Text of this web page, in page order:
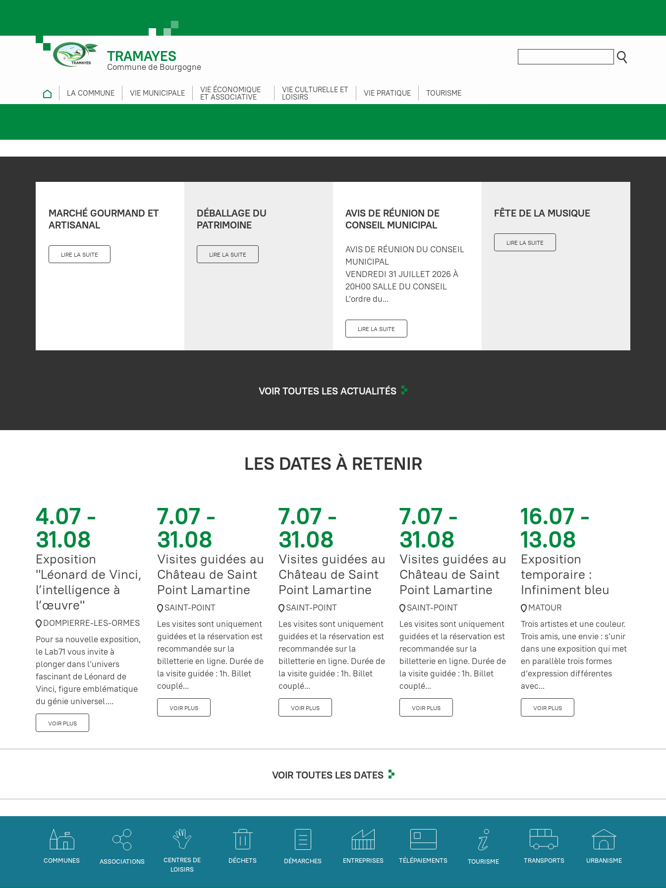
TRAMAYES
Commune de Bourgogne
LA COMMUNE VIE MUNICIPALE VIE ÉCONOMIQUE
ET ASSOCIATIVE
VIE CULTURELLE ET
LOISIRS VIE PRATIQUE TOURISME
MARCHÉ GOURMAND ET
ARTISANAL
LIRE LA SUITE
DÉBALLAGE DU
PATRIMOINE
LIRE LA SUITE
AVIS DE RÉUNION DE
CONSEIL MUNICIPAL
AVIS DE RÉUNION DU CONSEIL
MUNICIPAL
VENDREDI 31 JUILLET 2026 À
20H00 SALLE DU CONSEIL
L’ordre du...
LIRE LA SUITE
FÊTE DE LA MUSIQUE
LIRE LA SUITE
VOIR TOUTES LES ACTUALITÉS
LES DATES À RETENIR
4.07 -
31.08
Exposition
"Léonard de Vinci,
l’intelligence à
l’œuvre"
DOMPIERRE-LES-ORMES
Pour sa nouvelle exposition,
le Lab71 vous invite à
plonger dans l’univers
fascinant de Léonard de
Vinci, figure emblématique
du génie universel....
VOIR PLUS
7.07 -
31.08
Visites guidées au
Château de Saint
Point Lamartine
SAINT-POINT
Les visites sont uniquement
guidées et la réservation est
recommandée sur la
billetterie en ligne. Durée de
la visite guidée : 1h. Billet
couplé...
VOIR PLUS
7.07 -
31.08
Visites guidées au
Château de Saint
Point Lamartine
SAINT-POINT
Les visites sont uniquement
guidées et la réservation est
recommandée sur la
billetterie en ligne. Durée de
la visite guidée : 1h. Billet
couplé...
VOIR PLUS
7.07 -
31.08
Visites guidées au
Château de Saint
Point Lamartine
SAINT-POINT
Les visites sont uniquement
guidées et la réservation est
recommandée sur la
billetterie en ligne. Durée de
la visite guidée : 1h. Billet
couplé...
VOIR PLUS
16.07 -
13.08
Exposition
temporaire :
Infiniment bleu
MATOUR
Trois artistes et une couleur.
Trois amis, une envie : s’unir
dans une exposition qui met
en parallèle trois formes
d’expression différentes
avec...
VOIR PLUS
VOIR TOUTES LES DATES
COMMUNES ASSOCIATIONS
CENTRES DE
LOISIRS
DÉCHETS DÉMARCHES ENTREPRISES TÉLÉPAIEMENTS TOURISME TRANSPORTS URBANISME